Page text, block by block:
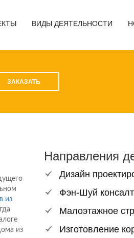
ВИДЫ ДЕЯТЕЛЬНОСТИ
ЗАКАЗАТЬ
из
из
Направления
Дизайн
Фэн-Шуй
Малоэтажное
Изготовление